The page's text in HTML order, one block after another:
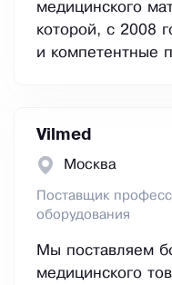
медицинского
которой, с 2008
и компетентные
Vilmed
Москва
Поставщик
оборудования
Мы поставляем
медицинского